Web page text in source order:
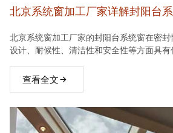
北京系统窗加工厂家详解封阳台
北京系统窗加工厂家的封阳台系统窗在密
设计、耐候性、清洁性和安全性等方面具
体验。
查看全文